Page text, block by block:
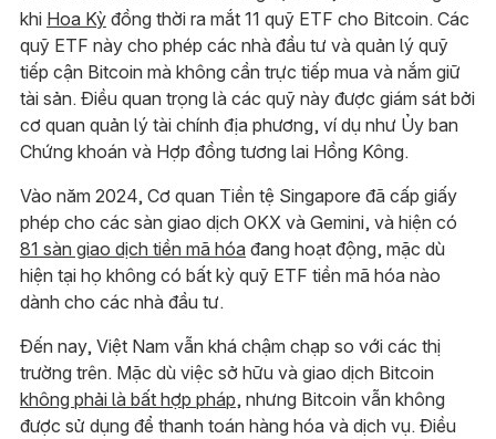
khi Hoa Kỳđồng thời ra mắt 11 quỹ ETF cho Bitcoin. Các
quỹ ETF này cho phép các nhà đầu tư và quản lý quỹ
tiếp cận Bitcoin mà không cần trực tiếp mua và nắm giữ
tài sản. Điều quan trọng là các quỹ này được giám sát bởi
cơ quan quản lý tài chính địa phương, ví dụ như Ủy ban
Chứng khoán và Hợp đồng tương lai Hồng Kông.
Vào năm 2024, Cơ quan Tiền tệ Singapore đã cấp giấy
phép cho các sàn giao dịch OKX và Gemini, và hiện có
81 sàn giao dịch tiền mã hóa đang hoạt động, mặc dù
hiện tại họ không có bất kỳ quỹ ETF tiền mã hóa nào
dành cho các nhà đầu tư.
Đến nay, Việt Nam vẫn khá chậm chạp so với các thị
trường trên. Mặc dù việc sở hữu và giao dịch Bitcoin
không phải là bất hợp pháp, nhưng Bitcoin vẫn không
được sử dụng để thanh toán hàng hóa và dịch vụ. Điều